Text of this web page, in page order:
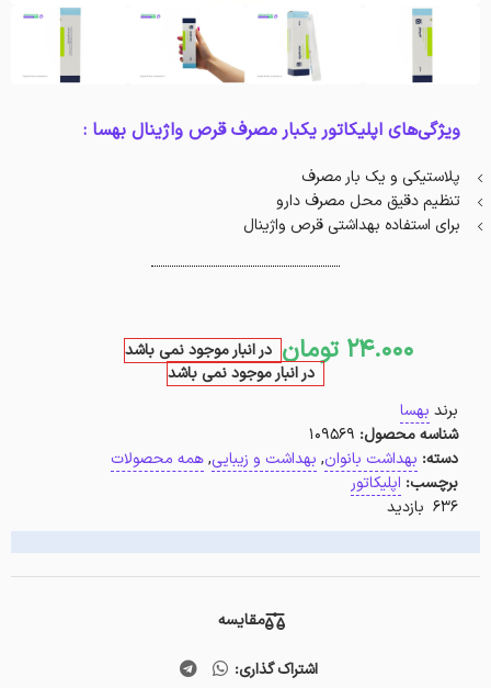
ویژگی‌های اپلیکاتور یکبار مصرف قرص واژینال بهسا :
پلاستیکی و یک بار مصرف
تنظیم دقیق محل مصرف دارو
برای استفاده بهداشتی قرص واژینال
24.000 تومان در انبار موجود نمی باشد
در انبار موجود نمی باشد
برند بهسا
شناسه محصول: 109569
دسته: بهداشت بانوان, بهداشت و زیبایی,همه محصولات
برچسب: اپلیکاتور
636 بازدید
مقایسه
اشتراک گذاری: